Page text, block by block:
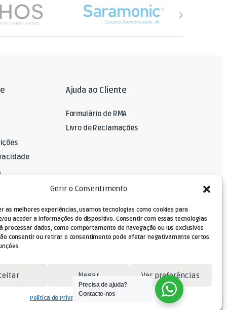
Gerir o Consentimento
as melhores experiências, usamos tecnologias como cookies para
ou aceder a informações do dispositivo. Consentir com essas tecnologias
processar dados, como comportamento de navegação ou IDs exclusivos
consentir ou retirar o consentimento pode afetar negativamante certos
Negar Ver preferências
Política de PrivacidadeTermos e Condições
Ajuda ao Cliente
Formulário de RMA
Livro de Reclamações
Precisa de ajuda?
Contacte-nos